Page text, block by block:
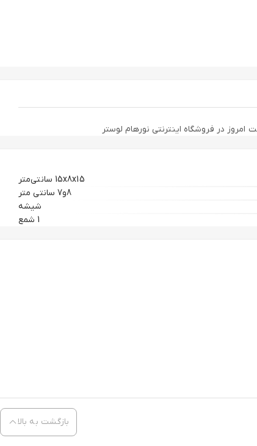
15x8x15 سانتی‌متر
8و7 سانتی متر
شیشه
1 شمع
بازگشت به بالا